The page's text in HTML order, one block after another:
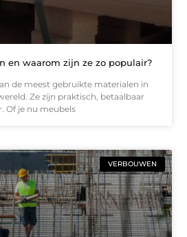
en waarom zijn ze zo populair?
de meest gebruikte materialen in
Ze zijn praktisch, betaalbaar
Of je nu meubels
VERBOUWEN